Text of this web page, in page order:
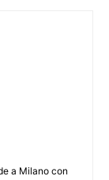
a Milano con